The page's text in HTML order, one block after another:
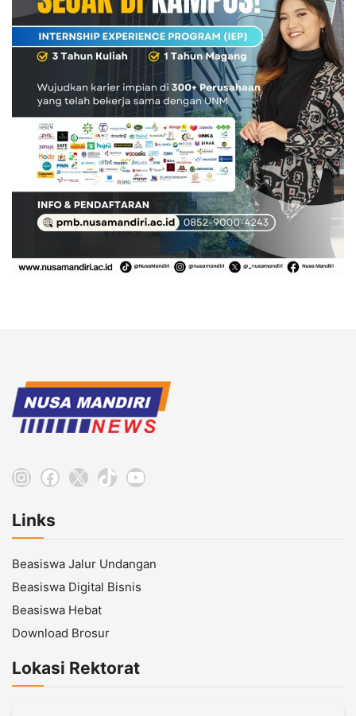
Instagram
Facebook
X TikTokYouTube
Links
Beasiswa Jalur Undangan
Beasiswa Digital Bisnis
Beasiswa Hebat
Download Brosur
Lokasi Rektorat